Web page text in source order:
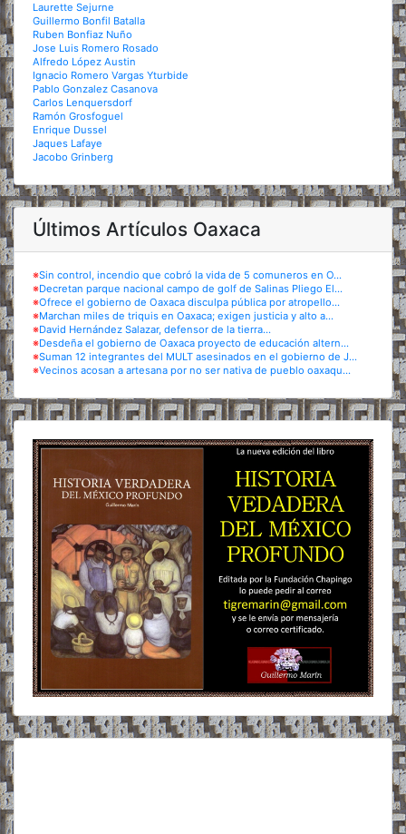
Laurette Sejurne
Guillermo Bonfil Batalla
Ruben Bonfiaz Nuño
Jose Luis Romero Rosado
Alfredo López Austin
Ignacio Romero Vargas Yturbide
Pablo Gonzalez Casanova
Carlos Lenquersdorf
Ramón Grosfoguel
Enrique Dussel
Jaques Lafaye
Jacobo Grinberg
Últimos Artículos Oaxaca
※Sin control, incendio que cobró la vida de 5 comuneros en O...
※Decretan parque nacional campo de golf de Salinas Pliego El...
※Ofrece el gobierno de Oaxaca disculpa pública por atropello...
※Marchan miles de triquis en Oaxaca; exigen justicia y alto a...
※David Hernández Salazar, defensor de la tierra...
※Desdeña el gobierno de Oaxaca proyecto de educación altern...
※Suman 12 integrantes del MULT asesinados en el gobierno de J...
※Vecinos acosan a artesana por no ser nativa de pueblo oaxaqu...